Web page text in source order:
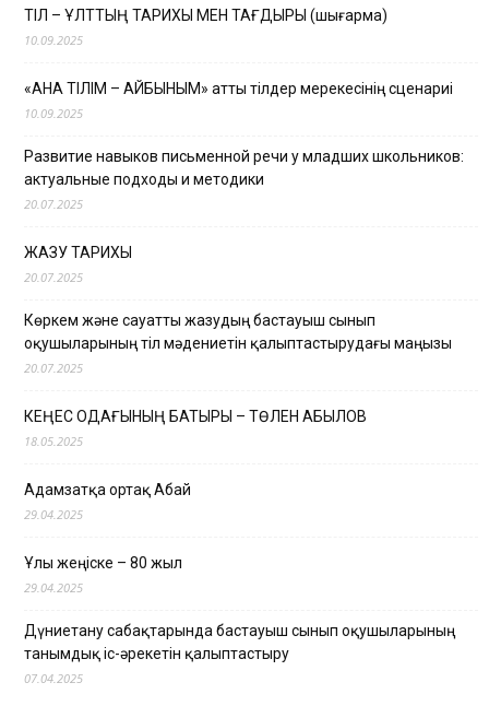
ТІЛ – ҰЛТТЫҢ ТАРИХЫ МЕН ТАҒДЫРЫ (шығарма)
10.09.2025
«АНА ТІЛІМ – АЙБЫНЫМ» атты тілдер мерекесінің сценариі
10.09.2025
Развитие навыков письменной речи у младших школьников:
актуальные подходы и методики
20.07.2025
ЖАЗУ ТАРИХЫ
20.07.2025
Көркем және сауатты жазудың бастауыш сынып
оқушыларының тіл мәдениетін қалыптастырудағы маңызы
20.07.2025
КЕҢЕС ОДАҒЫНЫҢ БАТЫРЫ – ТӨЛЕН ҚАБЫЛОВ
18.05.2025
Адамзатқа ортақ Абай
29.04.2025
Ұлы жеңіске – 80 жыл
29.04.2025
Дүниетану сабақтарында бастауыш сынып оқушыларының
танымдық іс-әрекетін қалыптастыру
07.04.2025